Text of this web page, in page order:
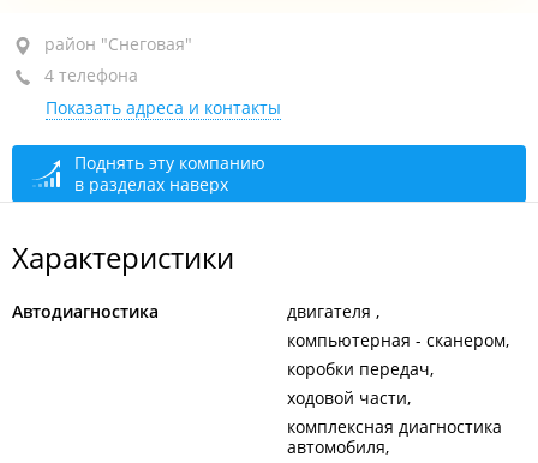
район "Снеговая", ул. Хуторская, 7 стр. 3
+7 (423) 259-04-98
+7 908 449-04-98автосервис
+7 914 712-03-03 контрактные автозапчасти
+7 902 524-34-72
район "Снеговая"
4 телефона
Показать адреса и контакты
Поднять эту компанию
в разделах наверх
Характеристики
Автодиагностика
двигателя
компьютерная - сканером
коробки передач
ходовой части
комплексная диагностика
автомобиля